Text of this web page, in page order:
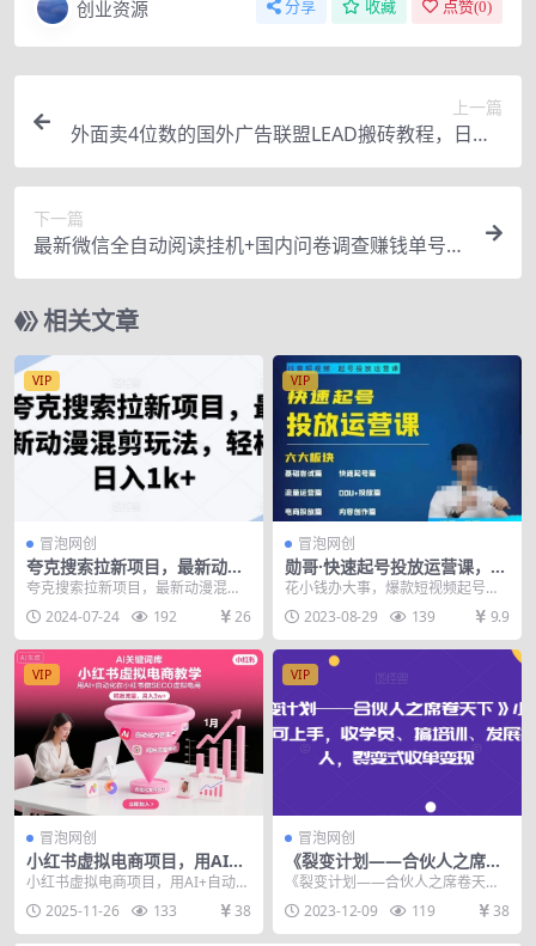
创业资源 分享 收藏 点赞(0)
上一篇
外面卖4位数的国外广告联盟LEAD搬砖教程，日入1
8-100美金（教程+软件）
下一篇
最新微信全自动阅读挂机+国内问卷调查赚钱单号一
天20-40左右号越多赚越多
相关文章
VIP
冒泡网创
夸克搜索拉新项目，最新动漫
混剪玩法，轻松日入1k+
夸克搜索拉新项目，最新动漫混剪
玩法，轻松日入1k+ 今天给大家介
绍一款市场份额大...
2024-07-24 192 26
VIP
冒泡网创
勋哥·快速起号投放运营课，7-
15天精准粉丝1万+，告别无效
粉丝，只做精准粉
花小钱办大事，爆款短视频起号逻
辑 课程目录： 01.1：基础篇-以结
果为导向做账...
2023-08-29 139 9.9
VIP
冒泡网创
小红书虚拟电商项目，用AI
+自动化在小红书做SEO虚拟
小红书虚拟电商项目，用AI+自动化
在小红书做SEO虚拟电商，精准流
量，月入3w+...
2025-11-26 133 38
VIP
冒泡网创
《裂变计划——合伙人之席卷
天下》小白一周也可上手，收
裂变式收单变现
《裂变计划——合伙人之席卷天
下》小白一周也可上手，收学员、
搞培训、发展合伙人，裂...
2023-12-09 119 38